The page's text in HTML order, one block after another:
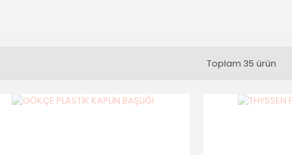
Toplam 35 ürün